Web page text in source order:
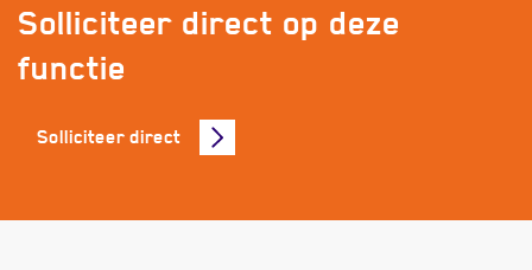
Solliciteer direct op deze
functie
Solliciteer direct